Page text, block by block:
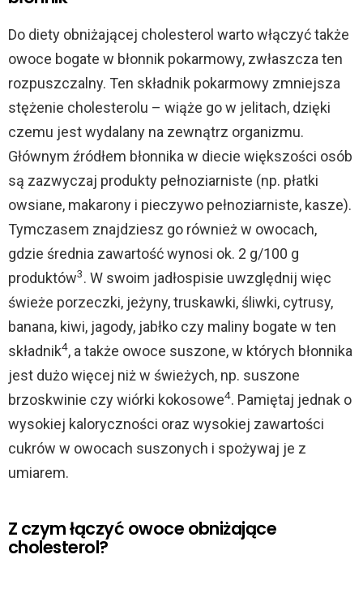
Do diety obniżającej cholesterol warto włączyć także
owoce bogate w błonnik pokarmowy, zwłaszcza ten
rozpuszczalny. Ten składnik pokarmowy zmniejsza
stężenie cholesterolu – wiąże go w jelitach, dzięki
czemu jest wydalany na zewnątrz organizmu.
Głównym źródłem błonnika w diecie większości osób
są zazwyczaj produkty pełnoziarniste (np. płatki
owsiane, makarony i pieczywo pełnoziarniste, kasze).
Tymczasem znajdziesz go również w owocach,
gdzie średnia zawartość wynosi ok. 2 g/100 g
produktów3. W swoim jadłospisie uwzględnij więc
świeże porzeczki, jeżyny, truskawki, śliwki, cytrusy,
banana, kiwi, jagody, jabłko czy maliny bogate w ten
składnik4, a także owoce suszone, w których błonnika
jest dużo więcej niż w świeżych, np. suszone
brzoskwinie czy wiórki kokosowe4. Pamiętaj jednak o
wysokiej kaloryczności oraz wysokiej zawartości
cukrów w owocach suszonych i spożywaj je z
umiarem.
Z czym łączyć owoce obniżające
cholesterol?